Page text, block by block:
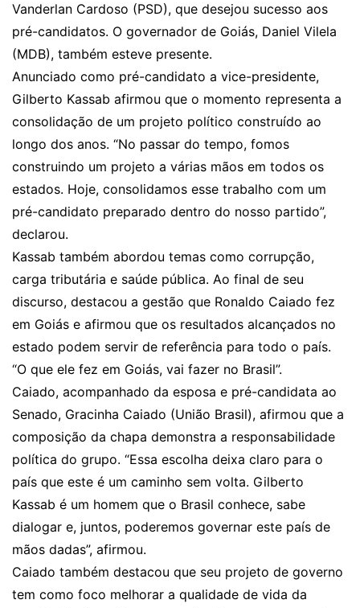
Vanderlan Cardoso (PSD), que desejou sucesso aos
pré-candidatos. O governador de Goiás, Daniel Vilela
(MDB), também esteve presente.
Anunciado como pré-candidato a vice-presidente,
Gilberto Kassab afirmou que o momento representa a
consolidação de um projeto político construído ao
longo dos anos. “No passar do tempo, fomos
construindo um projeto a várias mãos em todos os
estados. Hoje, consolidamos esse trabalho com um
pré-candidato preparado dentro do nosso partido”,
declarou.
Kassab também abordou temas como corrupção,
carga tributária e saúde pública. Ao final de seu
discurso, destacou a gestão que Ronaldo Caiado fez
em Goiás e afirmou que os resultados alcançados no
estado podem servir de referência para todo o país.
“O que ele fez em Goiás, vai fazer no Brasil”.
Caiado, acompanhado da esposa e pré-candidata ao
Senado, Gracinha Caiado (União Brasil), afirmou que a
composição da chapa demonstra a responsabilidade
política do grupo. “Essa escolha deixa claro para o
país que este é um caminho sem volta. Gilberto
Kassab é um homem que o Brasil conhece, sabe
dialogar e, juntos, poderemos governar este país de
mãos dadas”, afirmou.
Caiado também destacou que seu projeto de governo
tem como foco melhorar a qualidade de vida da